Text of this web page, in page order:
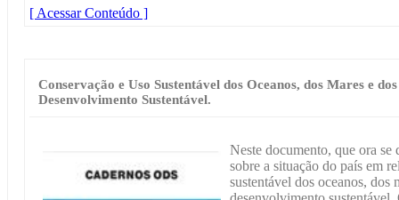
[ Acessar Conteúdo ]
Conservação e Uso Sustentável dos Oceanos, dos Mares e
Desenvolvimento Sustentável.
Neste documento, que ora
sobre a situação do país em
sustentável dos oceanos, dos